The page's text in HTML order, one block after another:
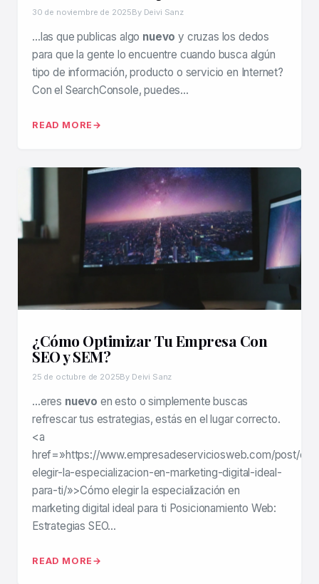
30 de noviembre de 2025By Deivi Sanz
…las que publicas algo nuevo y cruzas los dedos
para que la gente lo encuentre cuando busca algún
tipo de información, producto o servicio en Internet?
Con el SearchConsole, puedes…
READ MORE
¿Cómo Optimizar Tu Empresa Con
SEO y SEM?
25 de octubre de 2025By Deivi Sanz
…eres nuevo en esto o simplemente buscas
refrescar tus estrategias, estás en el lugar correcto.
<a
href=»https://www.empresadeserviciosweb.com/post/
elegir-la-especializacion-en-marketing-digital-ideal-
para-ti/»>Cómo elegir la especialización en
marketing digital ideal para ti Posicionamiento Web:
Estrategias SEO…
READ MORE